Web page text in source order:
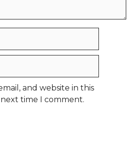
and website in this
time I comment.